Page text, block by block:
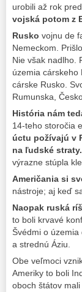
urobili až rok
vojská potom z
Rusko vojnu de
Nemeckom.
Nie však nadlho.
územia cárskeho
cárske Rusko.
Rumunska,
História nám
14-teho storočia
úctu požívajú v
na ľudské straty.
výrazne stúpla
Američania si
nástroje; aj keď
Naopak ruská
to boli krvavé
Švédmi o
a strednú Áziu.
Obe veľmoci
Ameriky to boli
oboch štátov